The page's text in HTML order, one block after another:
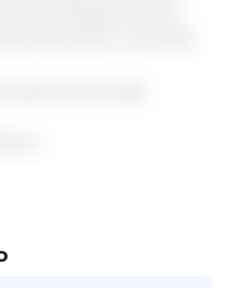
atual Regulamento
dezembro de 2025.
da União